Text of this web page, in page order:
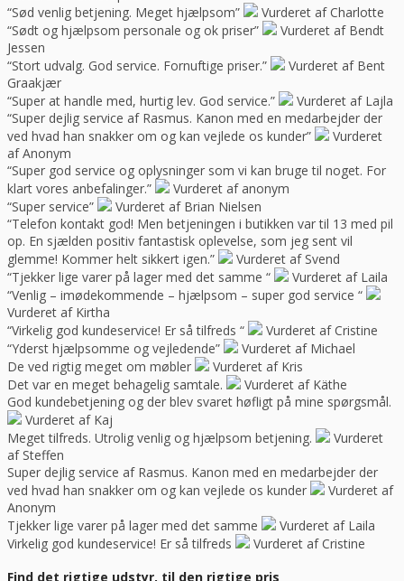
“Sød venlig betjening. Meget hjælpsom”
Vurderet af Charlotte
“Sødt og hjælpsom personale og ok priser”
Vurderet af Bendt
Jessen
“Stort udvalg. God service. Fornuftige priser.”
Vurderet af Bent
Graakjær
“Super at handle med, hurtig lev. God service.”
Vurderet af Lajla
“Super dejlig service af Rasmus. Kanon med en medarbejder der
ved hvad han snakker om og kan vejlede os kunder”
Vurderet
af Anonym
“Super god service og oplysninger som vi kan bruge til noget. For
klart vores anbefalinger.”
Vurderet af anonym
“Super service”
Vurderet af Brian Nielsen
“Telefon kontakt god! Men betjeningen i butikken var til 13 med pil
op. En sjælden positiv fantastisk oplevelse, som jeg sent vil
glemme! Kommer helt sikkert igen.”
Vurderet af Svend
“Tjekker lige varer på lager med det samme “
Vurderet af Laila
“Venlig – imødekommende – hjælpsom – super god service “
Vurderet af Kirtha
“Virkelig god kundeservice! Er så tilfreds “
Vurderet af Cristine
“Yderst hjælpsomme og vejledende”
Vurderet af Michael
De ved rigtig meget om møbler
Vurderet af Kris
Det var en meget behagelig samtale.
Vurderet af Käthe
God kundebetjening og der blev svaret høfligt på mine spørgsmål.
Vurderet af Kaj
Meget tilfreds. Utrolig venlig og hjælpsom betjening.
Vurderet
af Steffen
Super dejlig service af Rasmus. Kanon med en medarbejder der
ved hvad han snakker om og kan vejlede os kunder
Vurderet af
Anonym
Tjekker lige varer på lager med det samme
Vurderet af Laila
Virkelig god kundeservice! Er så tilfreds
Vurderet af Cristine
Find det rigtige udstyr, til den rigtige pris